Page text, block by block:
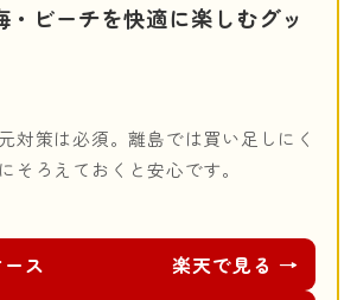
・ビーチを快適に楽しむグッ
対策は必須。離島では買い足しにく
そろえておくと安心です。
ス
楽天で見る →